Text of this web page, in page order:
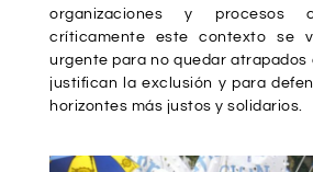
organizaciones y procesos
críticamente este contexto se
urgente para no quedar atrapados
justifican la exclusión y para
horizontes más justos y solidarios.